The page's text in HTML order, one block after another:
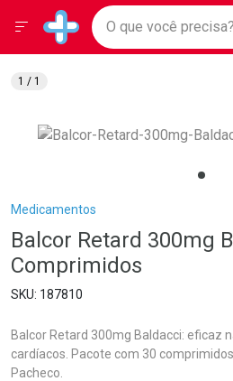
Drogarias Pacheco
Baixe nosso APP e aproveite
Ir direto para a home
pela página
Ir direto para o conteúdo
Ir direto para a busca
Ir direto para a conta
Ir direto para a notificações
Ir direto para o carrinho
Faça a sua busca
O que você
Menu
Breadcrumb
Medicamentos
Balcor Retard 300mg
Comprimidos
187810
Balcor Retard 300mg Baldacci: eficaz
cardíacos. Pacote com 30
Pacheco.
1 / 1